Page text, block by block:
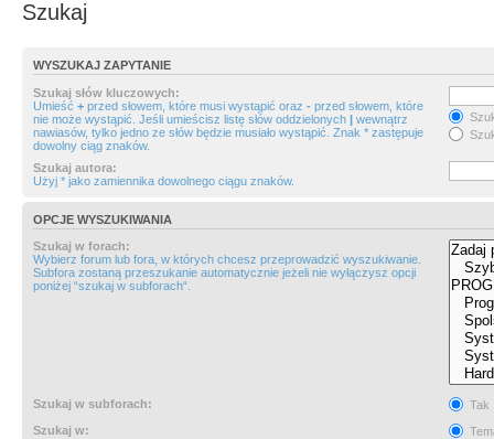
Szukaj
WYSZUKAJ ZAPYTANIE
Szukaj słów kluczowych:
Umieść + przed słowem, które musi wystąpić oraz - przed słowem, które
nie może wystąpić. Jeśli umieścisz listę słów oddzielonych | wewnątrz
nawiasów, tylko jedno ze słów będzie musiało wystąpić. Znak * zastępuje
dowolny ciąg znaków.
Szukaj autora:
Użyj * jako zamiennika dowolnego ciągu znaków.
OPCJE WYSZUKIWANIA
Szukaj w forach:
Wybierz forum lub fora, w których chcesz przeprowadzić wyszukiwanie.
Subfora zostaną przeszukanie automatycznie jeżeli nie wyłączysz opcji
poniżej “szukaj w subforach“.
Szukaj w subforach:
Tak
Szukaj w: